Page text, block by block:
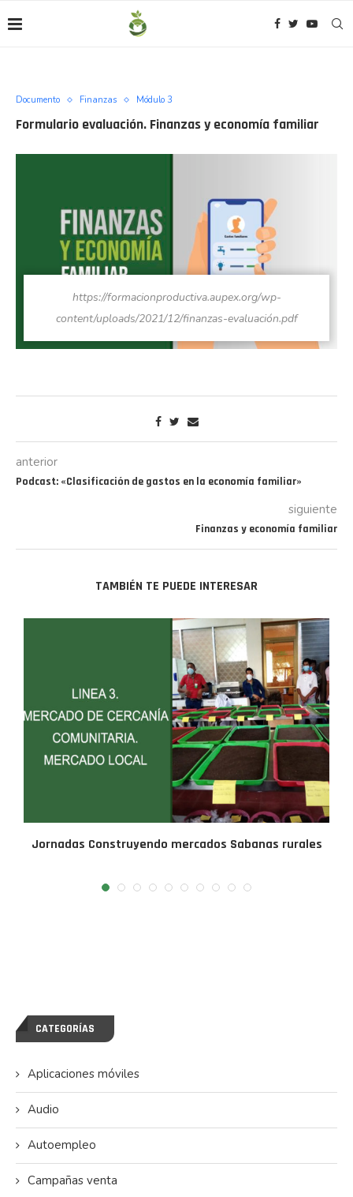
Documento Finanzas Módulo 3
Formulario evaluación. Finanzas y economía familiar
https://formacionproductiva.aupex.org/wp-
content/uploads/2021/12/finanzas-evaluación.pdf
anterior
Podcast: «Clasificación de gastos en la economía familiar»
siguiente
Finanzas y economía familiar
TAMBIÉN TE PUEDE INTERESAR
Jornadas Construyendo mercados Sabanas rurales
CATEGORÍAS
Aplicaciones móviles
Audio
Autoempleo
Campañas venta